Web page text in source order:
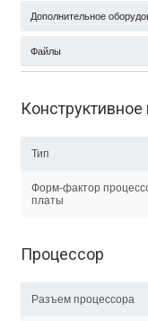
Дополнительное
Файлы
Тип
Форм-фактор
платы
Процессор
Разъем процессора